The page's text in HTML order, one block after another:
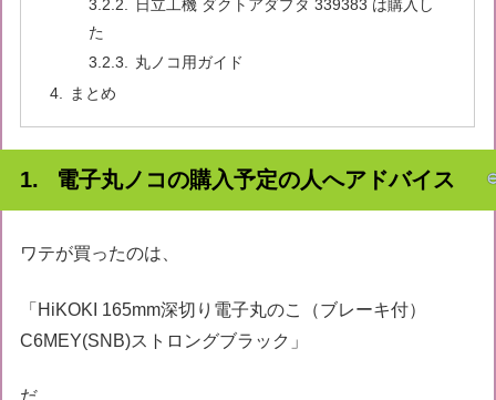
日立工機 ダクトアダプタ 339383 は購入し
た
丸ノコ用ガイド
まとめ
電子丸ノコの購入予定の人へアドバイス
ワテが買ったのは、
「HiKOKI 165mm深切り電子丸のこ（ブレーキ付）
C6MEY(SNB)ストロングブラック」
だ。